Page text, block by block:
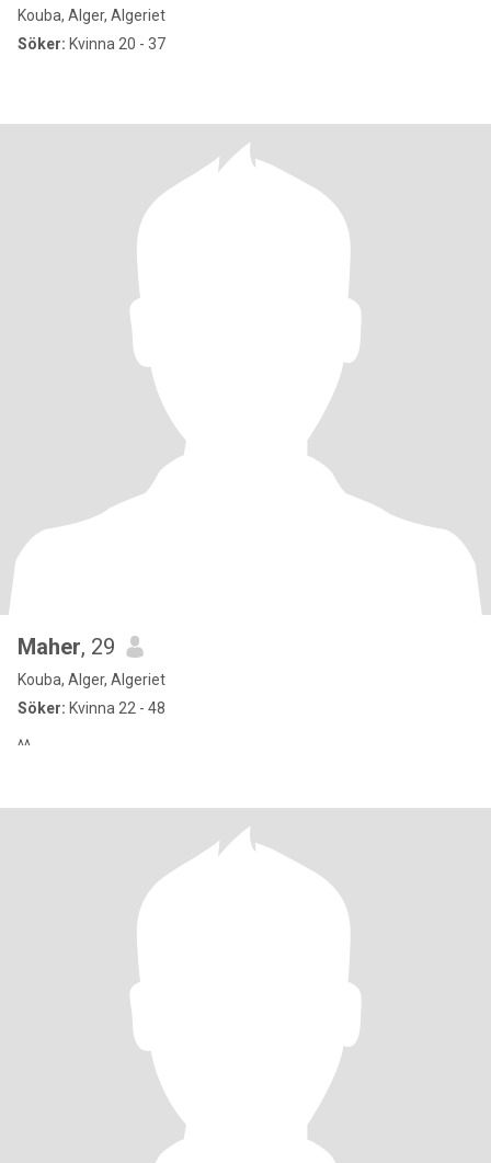
Kouba, Alger, Algeriet
Söker: Kvinna 20 - 37
Maher, 29
Kouba, Alger, Algeriet
Söker: Kvinna 22 - 48
^^